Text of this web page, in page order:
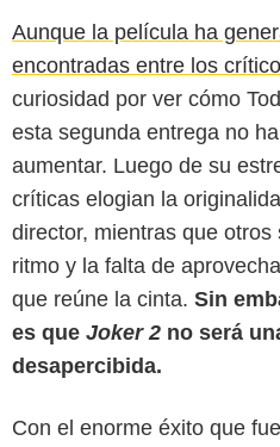
Aunque la película ha
encontradas entre los
curiosidad por ver cómo
esta segunda entrega no
aumentar. Luego de su
críticas elogian la
director, mientras que otros
ritmo y la falta de
que reúne la cinta. Sin
es que Joker 2 no será
desapercibida.
Con el enorme éxito que